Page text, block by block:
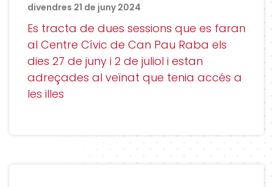
divendres 21 de juny 2024
Es tracta de dues sessions que es faran
al Centre Cívic de Can Pau Raba els
dies 27 de juny i 2 de juliol i estan
adreçades al veïnat que tenia accés a
les illes